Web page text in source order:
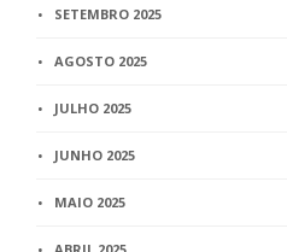
SETEMBRO 2025
AGOSTO 2025
JULHO 2025
JUNHO 2025
MAIO 2025